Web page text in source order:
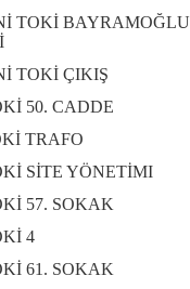
TOKİ BAYRAMOĞLU
TOKİ ÇIKIŞ
50. CADDE
TRAFO
SİTE YÖNETİMI
57. SOKAK
4
61. SOKAK